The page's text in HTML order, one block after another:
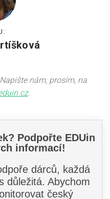
nám, prosím, na
.